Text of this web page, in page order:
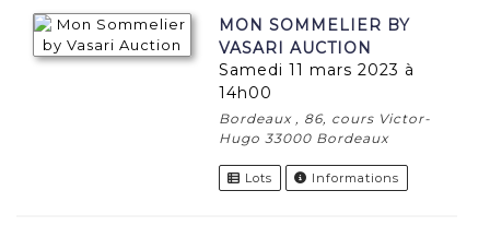
MON SOMMELIER BY
VASARI AUCTION
samedi 11 mars 2023 à
14h00
Bordeaux , 86, cours Victor-
Hugo 33000 Bordeaux
Lots Informations